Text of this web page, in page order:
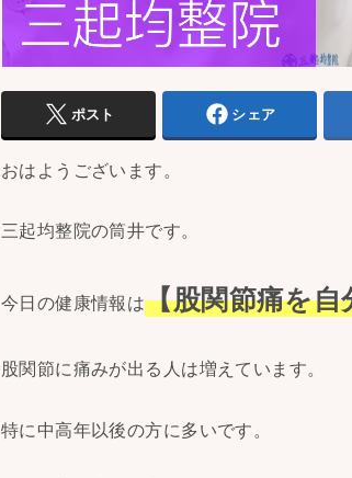
ポスト シェア
おはようございます。
三起均整院の筒井です。
今日の健康情報は【股関節痛を自
股関節に痛みが出る人は増えています。
特に中高年以後の方に多いです。